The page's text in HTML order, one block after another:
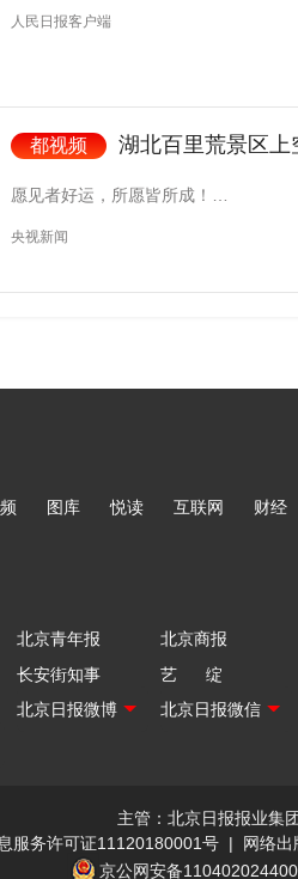
人民日报客户端
都视频 湖北百里荒景区上空
愿见者好运，所愿皆所成！…
央视新闻
图库 悦读 互联网 财经
北京青年报
北京商报
长安街知事
艺 绽
主管：北京日报报业集团
服务许可证11120180001号 | 网络
京公网安备